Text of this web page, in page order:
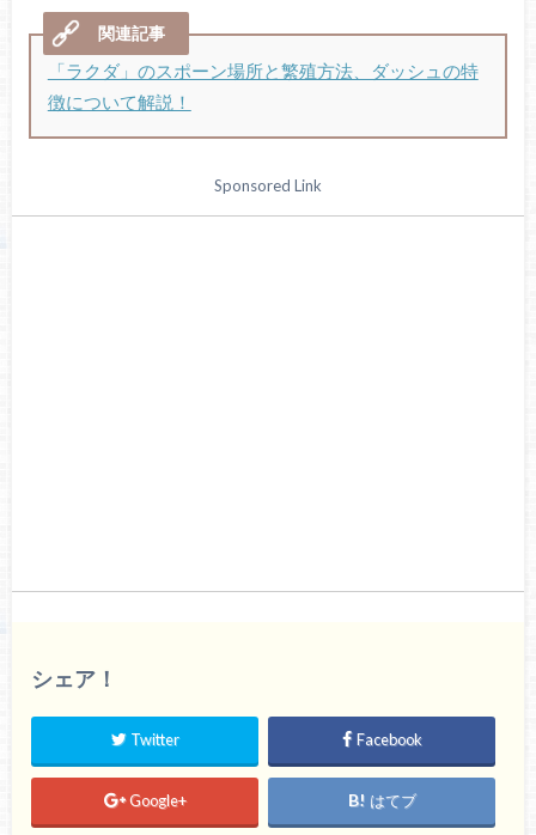
「ラクダ」のスポーン場所と繁殖方法、ダッシュの特
徴について解説！
Sponsored Link
シェア！
Twitter Facebook
Google+ はてブ